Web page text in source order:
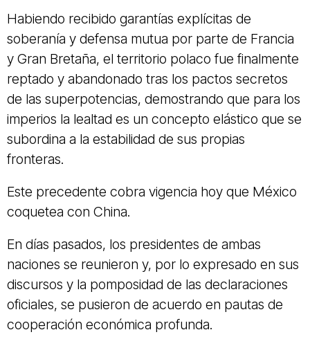
Habiendo recibido garantías explícitas de
soberanía y defensa mutua por parte de Francia
y Gran Bretaña, el territorio polaco fue finalmente
reptado y abandonado tras los pactos secretos
de las superpotencias, demostrando que para los
imperios la lealtad es un concepto elástico que se
subordina a la estabilidad de sus propias
fronteras.
Este precedente cobra vigencia hoy que México
coquetea con China.
En días pasados, los presidentes de ambas
naciones se reunieron y, por lo expresado en sus
discursos y la pomposidad de las declaraciones
oficiales, se pusieron de acuerdo en pautas de
cooperación económica profunda.